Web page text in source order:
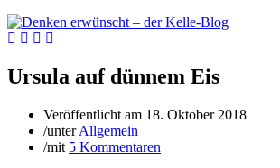
Ursula auf dünnem Eis
Veröffentlicht am 18. Oktober 2018
/unterAllgemein
/mit 5 Kommentaren